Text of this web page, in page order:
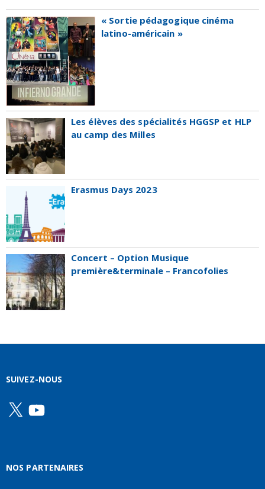
« Sortie pédagogique cinéma
latino-américain »
Les élèves des spécialités HGGSP et HLP
au camp des Milles
Erasmus Days 2023
Concert – Option Musique
première&terminale – Francofolies
SUIVEZ-NOUS
X YouTube
NOS PARTENAIRES